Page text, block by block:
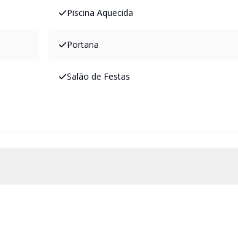
Piscina Aquecida
Portaria
Salão de Festas